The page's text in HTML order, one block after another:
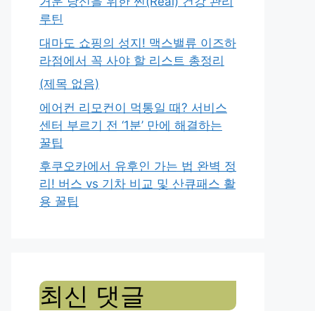
루틴
대마도 쇼핑의 성지! 맥스밸류 이즈하
라점에서 꼭 사야 할 리스트 총정리
(제목 없음)
에어컨 리모컨이 먹통일 때? 서비스
센터 부르기 전 ‘1분’ 만에 해결하는
꿀팁
후쿠오카에서 유후인 가는 법 완벽 정
리! 버스 vs 기차 비교 및 산큐패스 활
용 꿀팁
최신 댓글